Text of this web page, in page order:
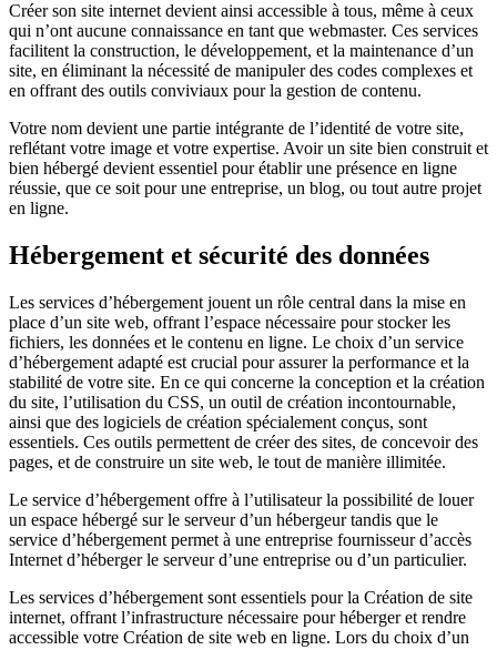
Créer son site internet devient ainsi accessible à tous, même à ceux
qui n’ont aucune connaissance en tant que webmaster. Ces services
facilitent la construction, le développement, et la maintenance d’un
site, en éliminant la nécessité de manipuler des codes complexes et
en offrant des outils conviviaux pour la gestion de contenu.
Votre nom devient une partie intégrante de l’identité de votre site,
reflétant votre image et votre expertise. Avoir un site bien construit et
bien hébergé devient essentiel pour établir une présence en ligne
réussie, que ce soit pour une entreprise, un blog, ou tout autre projet
en ligne.
Hébergement et sécurité des données
Les services d’hébergement jouent un rôle central dans la mise en
place d’un site web, offrant l’espace nécessaire pour stocker les
fichiers, les données et le contenu en ligne. Le choix d’un service
d’hébergement adapté est crucial pour assurer la performance et la
stabilité de votre site. En ce qui concerne la conception et la création
du site, l’utilisation du CSS, un outil de création incontournable,
ainsi que des logiciels de création spécialement conçus, sont
essentiels. Ces outils permettent de créer des sites, de concevoir des
pages, et de construire un site web, le tout de manière illimitée.
Le service d’hébergement offre à l’utilisateur la possibilité de louer
un espace hébergé sur le serveur d’un hébergeur tandis que le
service d’hébergement permet à une entreprise fournisseur d’accès
Internet d’héberger le serveur d’une entreprise ou d’un particulier.
Les services d’hébergement sont essentiels pour la Création de site
internet, offrant l’infrastructure nécessaire pour héberger et rendre
accessible votre Création de site web en ligne. Lors du choix d’un